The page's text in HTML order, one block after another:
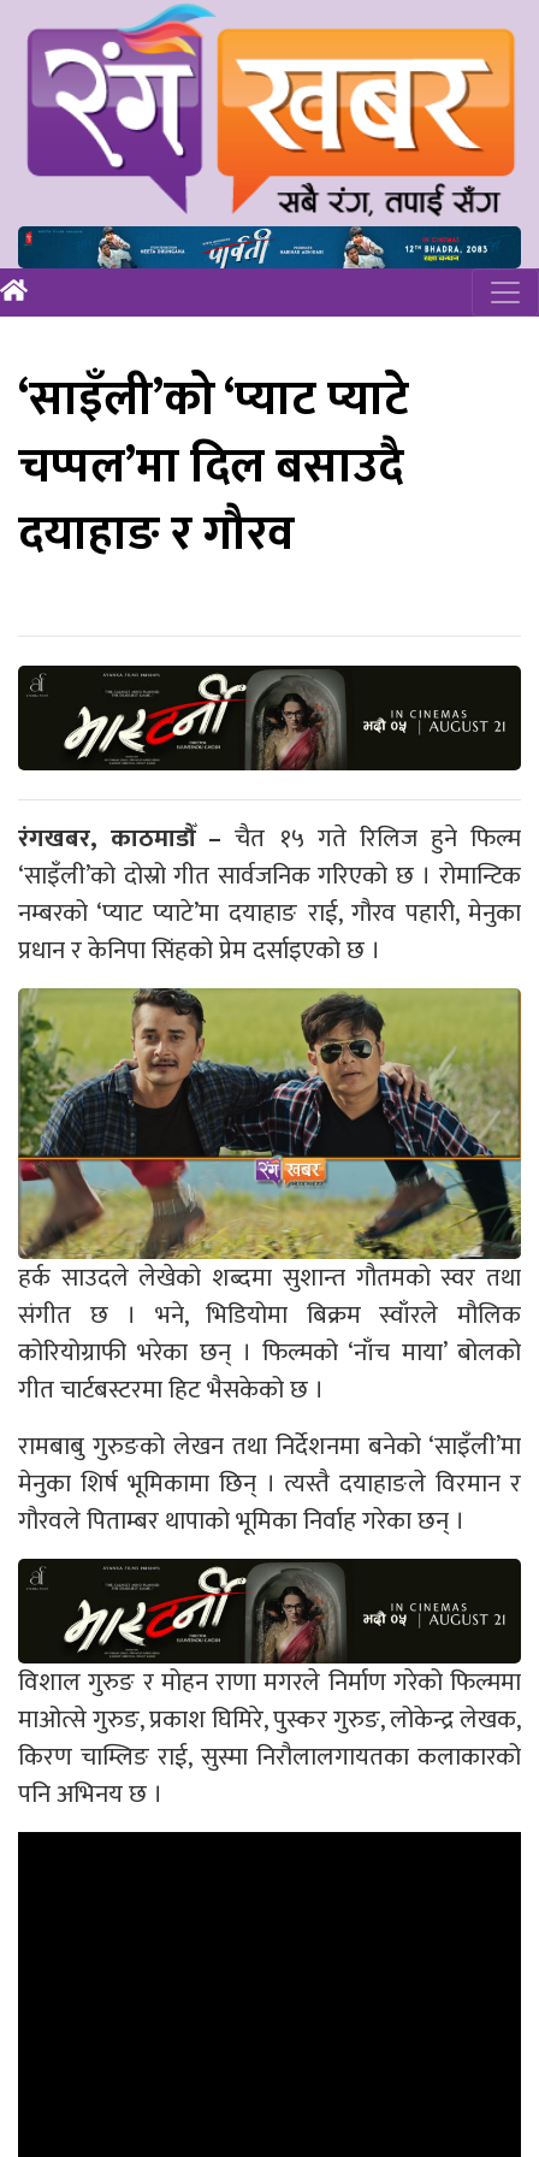
‘साइँली’को ‘प्याट प्याटे
चप्पल’मा दिल बसाउदै
दयाहाङ र गौरव
रंगखबर, काठमाडौँ – चैत १५ गते रिलिज हुने फिल्म
‘साइँली’को दोस्रो गीत सार्वजनिक गरिएको छ । रोमान्टिक
नम्बरको ‘प्याट प्याटे’मा दयाहाङ राई, गौरव पहारी, मेनुका
प्रधान र केनिपा सिंहको प्रेम दर्साइएको छ ।
हर्क साउदले लेखेको शब्दमा सुशान्त गौतमको स्वर तथा
संगीत छ । भने, भिडियोमा बिक्रम स्वाँरले मौलिक
कोरियोग्राफी भरेका छन् । फिल्मको ‘नाँच माया’ बोलको
गीत चार्टबस्टरमा हिट भैसकेको छ ।
रामबाबु गुरुङको लेखन तथा निर्देशनमा बनेको ‘साइँली’मा
मेनुका शिर्ष भूमिकामा छिन् । त्यस्तै दयाहाङले विरमान र
गौरवले पिताम्बर थापाको भूमिका निर्वाह गरेका छन् ।
विशाल गुरुङ र मोहन राणा मगरले निर्माण गरेको फिल्ममा
माओत्से गुरुङ, प्रकाश घिमिरे, पुस्कर गुरुङ, लोकेन्द्र लेखक,
किरण चाम्लिङ राई, सुस्मा निरौलालगायतका कलाकारको
पनि अभिनय छ ।